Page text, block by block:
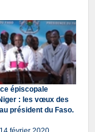
épiscopale
: les vœux des
président du Faso.